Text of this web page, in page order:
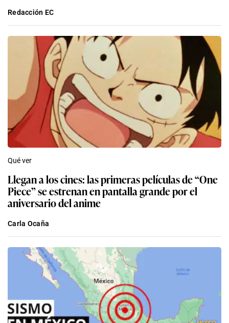
Redacción EC
Qué ver
Llegan a los cines: las primeras películas de “One
Piece” se estrenan en pantalla grande por el
aniversario del anime
Carla Ocaña